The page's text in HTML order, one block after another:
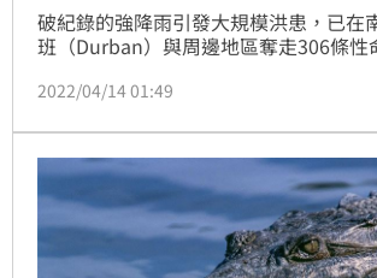
破紀錄的強降雨引發大規模洪患，已在
班（Durban）與周邊地區奪走306條性
災戶。
2022/04/14 01:49